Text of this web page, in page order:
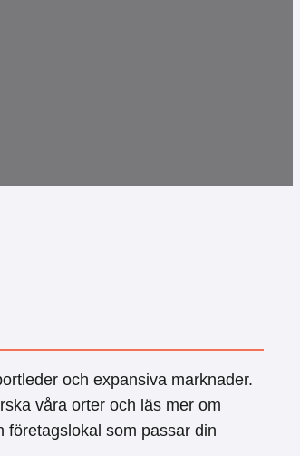
och expansiva marknader.
våra orter och läs mer om
företagslokal som passar din